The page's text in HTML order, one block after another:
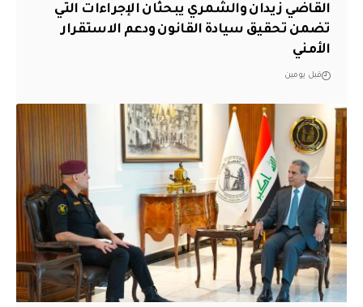
القاضي زيدان والشمري يبحثان الإجراءات التي
تضمن تحقيق سيادة القانون ودعم الاستقرار
الأمني
قبل يومين